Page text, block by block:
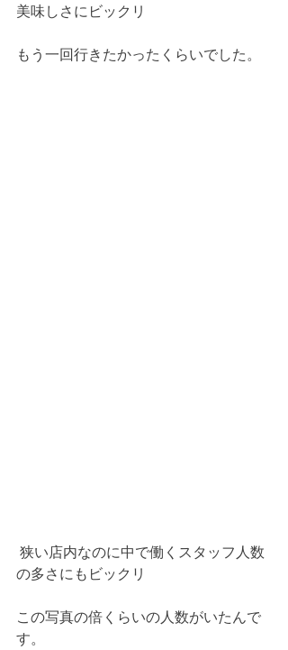
美味しさにビックリ
もう一回行きたかったくらいでした。
の多さにもビックリ
この写真の倍くらいの人数がいたんで
す。